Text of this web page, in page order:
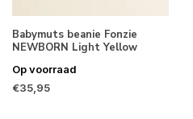
Babymuts beanie Fonzie
NEWBORN Light Yellow
Op voorraad
€35,95